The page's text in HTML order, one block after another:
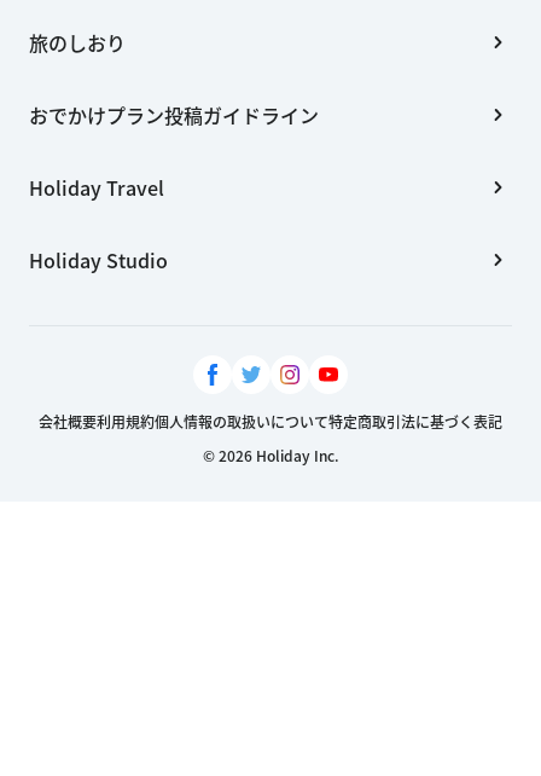
旅のしおり
おでかけプラン投稿ガイドライン
Holiday Travel
Holiday Studio
会社概要利用規約個人情報の取扱いについて特定商取引法に基づく表記
© 2026 Holiday Inc.